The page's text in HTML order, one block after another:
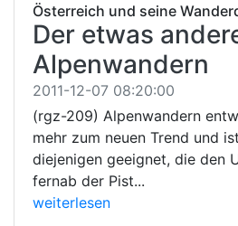
Österreich und seine
Der etwas
Alpenwandern
2011-12-07 08:20:00
(rgz-209) Alpenwandern
mehr zum neuen Trend und
diejenigen geeignet, die den
fernab der Pist...
weiterlesen